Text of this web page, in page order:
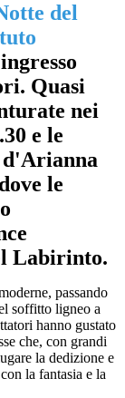
del
Quasi
nei
e le
d'Arianna
le
Labirinto.
passando
soffitto ligneo a
hanno gustato
che, con grandi
la dedizione e
la fantasia e la